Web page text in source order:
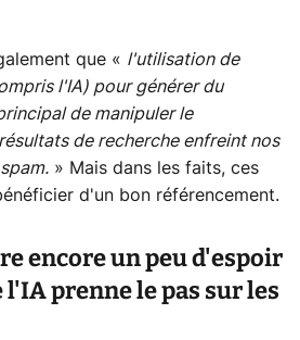
que « l'utilisation de
l'IA) pour générer du
de manipuler le
de recherche enfreint nos
» Mais dans les faits, ces
d'un bon référencement.
encore un peu d'espoir
prenne le pas sur les